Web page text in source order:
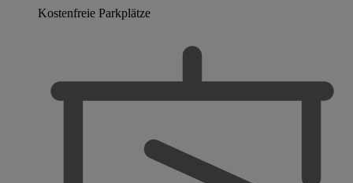
Kostenfreie Parkplätze